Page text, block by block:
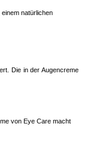
natürlichen
Die in der Augencreme
von Eye Care macht